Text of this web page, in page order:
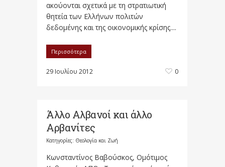
ακούονται σχετικά με τη στρατιωτική
θητεία των Ελλήνων πολιτών
δεδομένης και της οικονομικής κρίσης....
Περισσότερα
29 Ιουλίου 2012 0
Άλλο Αλβανοί και άλλο
Αρβανίτες
Κατηγορίες: Θεολογία και Ζωή
Κωνσταντίνος Βαβούσκος, Ομότιμος